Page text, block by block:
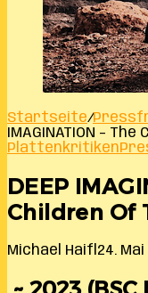
Startseite/
IMAGINATION –
Plattenkritiken
DEEP
Children Of
Michael Haifl 24. Mai